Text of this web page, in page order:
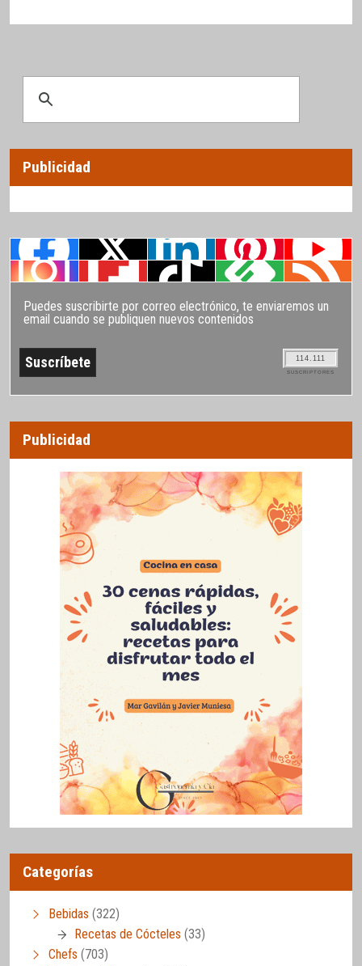
Publicidad
Puedes suscribirte por correo electrónico, te enviaremos un
email cuando se publiquen nuevos contenidos
114.111
SUSCRIPTORES
Publicidad
Categorías
Bebidas (322)
Recetas de Cócteles (33)
Chefs (703)